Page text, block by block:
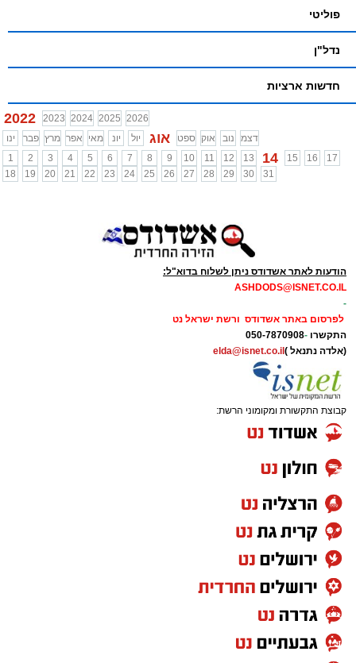
פוליטי
נדל"ן
חדשות ארציות
2022 2023 2024 2025 2026
ינו
פבר מרץ אפר מאי יונ יול אוג ספט אוק נוב
דצמ
1
2 3 4 5 6 7 8 9 10 11 12 13 14 15 16
17
18
19 20 21 22 23 24 25 26 27 28 29 30 31
הודעות לאתר אשדודס ניתן לשלוח בדוא"ל:
ASHDODS@ISNET.CO.IL
-
לפרסום באתר אשדודס ורשת ישראל נט
התקשרו -
050-7870908
(אלדה נתנאל ) elda@isnet.co.il
קבוצת התקשורת ומקומוני הרשת: